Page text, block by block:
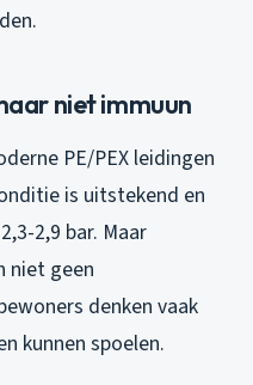
niet immuun
PE/PEX leidingen
is uitstekend en
2,9 bar. Maar
niet geen
denken vaak
kunnen spoelen.